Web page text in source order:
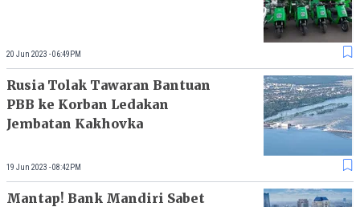
20 Jun 2023 - 06:49PM
Rusia Tolak Tawaran Bantuan
PBB ke Korban Ledakan
Jembatan Kakhovka
19 Jun 2023 - 08:42PM
Mantap! Bank Mandiri Sabet